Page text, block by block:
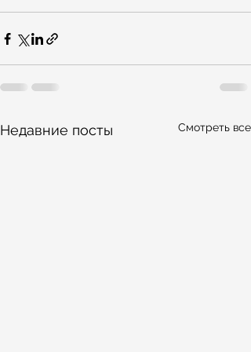
Недавние посты Смотреть все